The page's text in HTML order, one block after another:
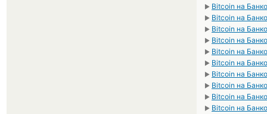
► Bitcoin на
► Bitcoin на
► Bitcoin на
► Bitcoin на
► Bitcoin на
► Bitcoin на
► Bitcoin на
► Bitcoin на
► Bitcoin на
► Bitcoin на